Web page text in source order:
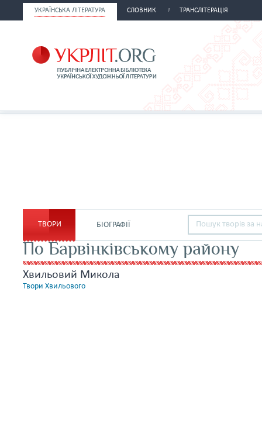
УКРАЇНСЬКА ЛІТЕРАТУРА СЛОВНИК ТРАНСЛІТЕРАЦІЯ
ТВОРИ БІОГРАФІЇ
По Барвінківському району
Хвильовий Микола
Твори Хвильового